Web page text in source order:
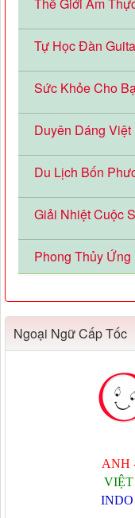
Thế Giới Ẩm
Tự Học Đàn
Sức Khỏe Cho
Duyên Dáng Việt
Du Lịch Bốn
Giải Nhiệt Cuộc
Phong Thủy Ứng
Ngoại Ngữ Cấp Tốc
ANH